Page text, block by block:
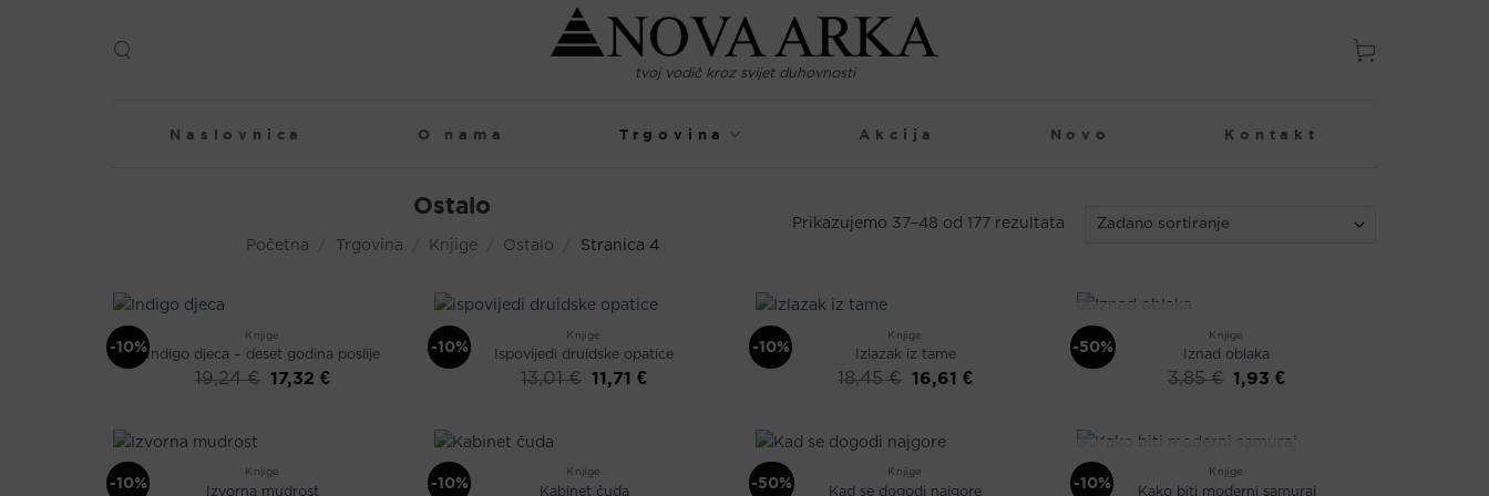
tvoj vodič kroz svijet duhovnosti
Naslovnica O nama Trgovina Akcija Novo Kontakt
Ostalo
Početna Trgovina Knjige Ostalo Stranica 4
Prikazujemo 37–48 od 177 rezultata
-10%
Knjige
Indigo djeca – deset godina poslije
19,24€
Izvorna
cijena
17,32 €Trenutna
cijena
-10%
Knjige
Ispovijedi druidske opatice
13,01€
Izvorna
cijena
11,71 €Trenutna
cijena
-10%
Knjige
Izlazak iz tame
18,45€
Izvorna
cijena
16,61 €Trenutna
cijena
-50% NEMA NA ZALIHI
Knjige
Iznad oblaka
3,85€
Izvorna
cijena
1,93€Trenutna
-10%
Knjige
Izvorna mudrost -10%
Knjige
Kabinet čuda -50%
Knjige
Kad se dogodi najgore -10% NEMA NA ZALIHI
Knjige
Kako biti moderni samuraj